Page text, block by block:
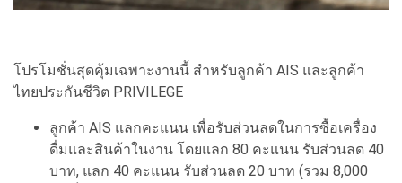
โปรโมชั่นสุดคุ้มเฉพาะงานนี้ สำหรับลูกค้า AIS และลูกค้า
ไทยประกันชีวิต PRIVILEGE
ลูกค้า AIS แลกคะแนน เพื่อรับส่วนลดในการซื้อเครื่อง
ดื่มและสินค้าในงาน โดยแลก 80 คะแนน รับส่วนลด 40
บาท, แลก 40 คะแนน รับส่วนลด 20 บาท (รวม 8,000